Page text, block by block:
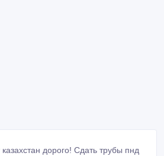
дорого! Сдать трубы пнд